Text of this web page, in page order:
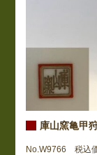
庫山窯亀甲
No.W9766 税込